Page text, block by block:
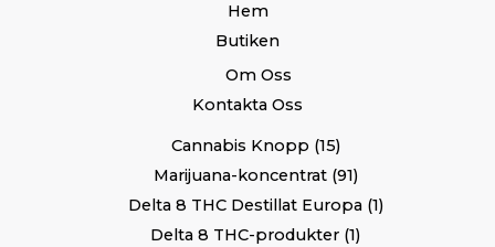
Hem
Butiken
Om Oss
Kontakta Oss
Cannabis Knopp 15
Marijuana-koncentrat 91
Delta 8 THC Destillat Europa 1
Delta 8 THC-produkter 1